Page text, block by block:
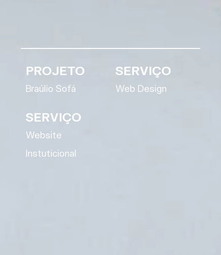
PROJETO
Braúlio Sofá
SERVIÇO
Web Design
SERVIÇO
Website
Instuticional